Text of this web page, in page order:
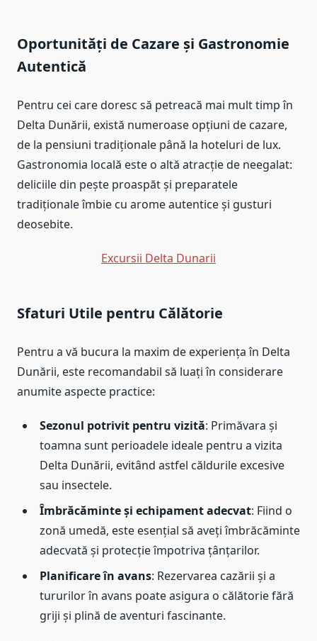
Oportunități de Cazare și Gastronomie
Autentică
Pentru cei care doresc să petreacă mai mult timp în
Delta Dunării, există numeroase opțiuni de cazare,
de la pensiuni tradiționale până la hoteluri de lux.
Gastronomia locală este o altă atracție de neegalat:
deliciile din pește proaspăt și preparatele
tradiționale îmbie cu arome autentice și gusturi
deosebite.
Excursii Delta Dunarii
Sfaturi Utile pentru Călătorie
Pentru a vă bucura la maxim de experiența în Delta
Dunării, este recomandabil să luați în considerare
anumite aspecte practice:
Sezonul potrivit pentru vizită: Primăvara și
toamna sunt perioadele ideale pentru a vizita
Delta Dunării, evitând astfel căldurile excesive
sau insectele.
Îmbrăcăminte și echipament adecvat: Fiind o
zonă umedă, este esențial să aveți îmbrăcăminte
adecvată și protecție împotriva țânțarilor.
Planificare în avans: Rezervarea cazării și a
tururilor în avans poate asigura o călătorie fără
griji și plină de aventuri fascinante.